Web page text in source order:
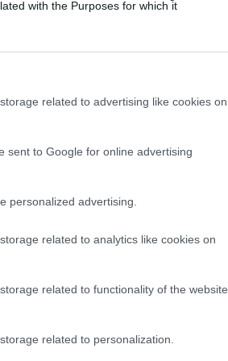
with the Purposes for which it
related to advertising like cookies on
sent to Google for online advertising
personalized advertising.
related to analytics like cookies on
related to functionality of the website
related to personalization.
alakítások,
mert tudattalanul is
szerepéig is.